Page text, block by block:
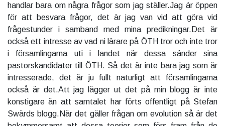
handlar bara om några frågor som jag ställer.Jag är öppen
för att besvara frågor, det är jag van vid att göra vid
frågestunder i samband med mina predikningar.Det är
också ett intresse av vad ni lärare på ÖTH tror och inte tror
i församlingarna uti i landet när dessa sänder sina
pastorskandidater till ÖTH. Så det är inte bara jag som är
intresserade, det är ju fullt naturligt att församlingarna
också är det.Att jag lägger ut det på min blogg är inte
konstigare än att samtalet har förts offentligt på Stefan
Swärds blogg.När det gäller frågan om evolution så är det